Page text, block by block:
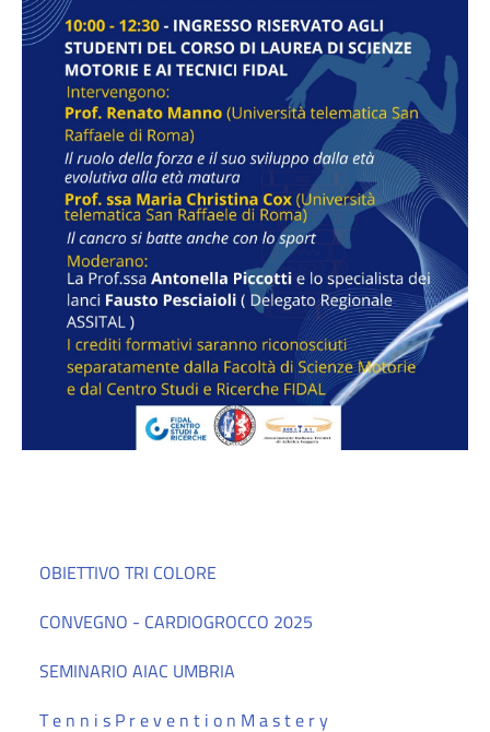
OBIETTIVO TRI COLORE
CONVEGNO - CARDIOGROCCO 2025
SEMINARIO AIAC UMBRIA
T e n n i s P r e v e n t i o n M a s t e r y